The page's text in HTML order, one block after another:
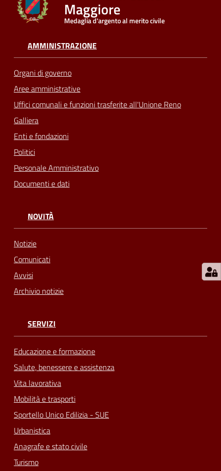
Seguici
Maggiore
Medaglia d'argento al merito civile
AMMINISTRAZIONE
Organi di governo
Aree amministrative
Uffici comunali e funzioni trasferite all'Unione Reno
Galliera
Enti e fondazioni
Politici
Personale Amministrativo
Documenti e dati
NOVITÀ
Notizie
Comunicati
Avvisi
Archivio notizie
SERVIZI
Educazione e formazione
Salute, benessere e assistenza
Vita lavorativa
Mobilità e trasporti
Sportello Unico Edilizia - SUE
Urbanistica
Anagrafe e stato civile
Turismo